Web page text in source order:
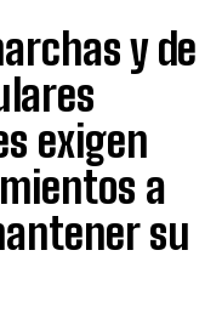
y de
exigen
a
su